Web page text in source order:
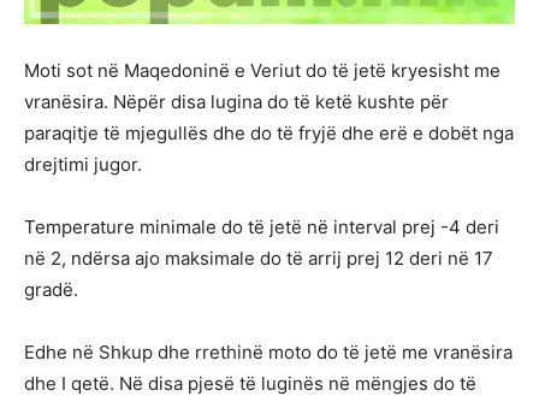
Moti sot në Maqedoninë e Veriut do të jetë kryesisht me
vranësira. Nëpër disa lugina do të ketë kushte për
paraqitje të mjegullës dhe do të fryjë dhe erë e dobët nga
drejtimi jugor.
Temperature minimale do të jetë në interval prej -4 deri
në 2, ndërsa ajo maksimale do të arrij prej 12 deri në 17
gradë.
Edhe në Shkup dhe rrethinë moto do të jetë me vranësira
dhe I qetë. Në disa pjesë të luginës në mëngjes do të